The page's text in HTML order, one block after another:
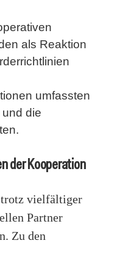
als Reaktion
umfassten
die
der Kooperation
trotz vielfältiger
Partner
Zu den